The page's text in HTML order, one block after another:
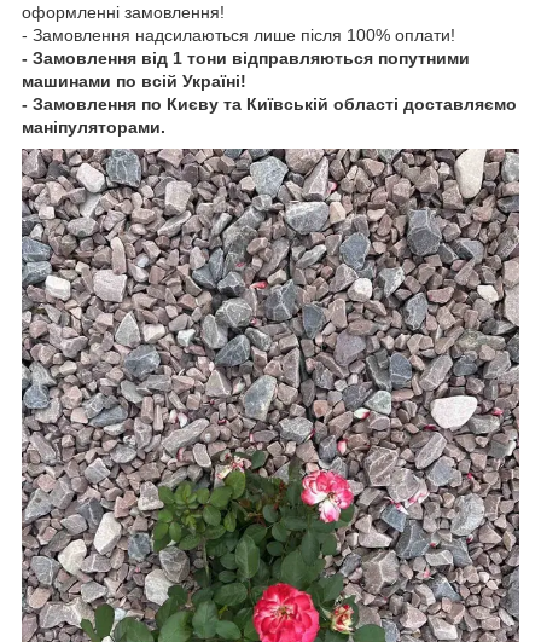
оформленні замовлення!
- Замовлення надсилаються лише після 100% оплати!
- Замовлення від 1 тони відправляються попутними
машинами по всій Україні!
- Замовлення по Києву та Київській області доставляємо
маніпуляторами.